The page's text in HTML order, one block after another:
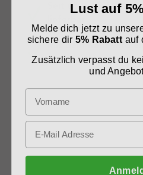
Seit über 15 Jahren
Mit dem Kauf wird
Spendenprojekt
Sicher gekauft,
Dieser Onlineshop wird von
Lust auf
Melde dich jetzt zu
sichere dir 5% Rabattauf
Zusätzlich verpasst du
und